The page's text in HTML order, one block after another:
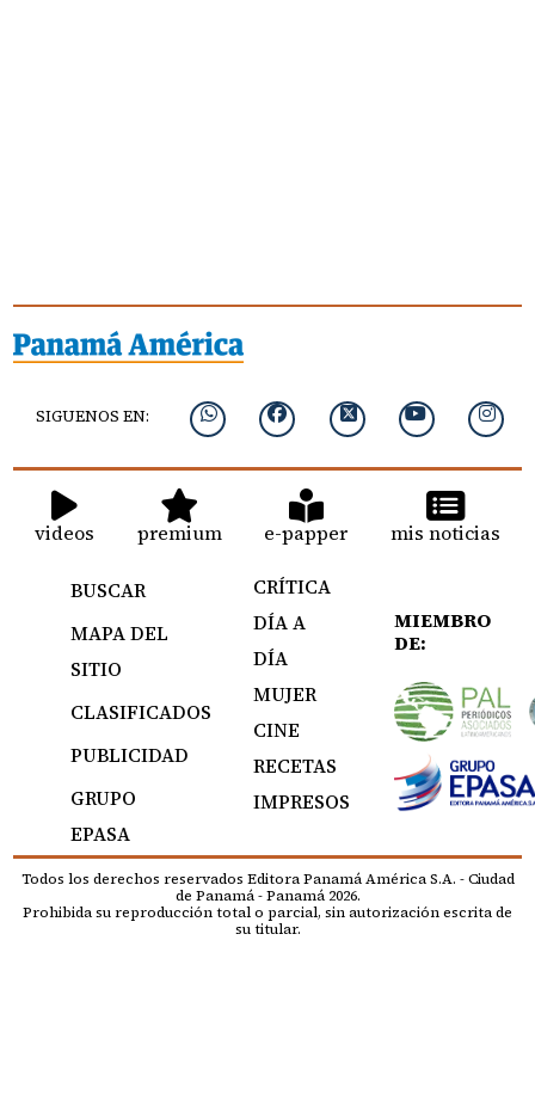
SIGUENOS EN:
videos premium e-papper mis noticias
BUSCAR
MAPA DEL
SITIO
CLASIFICADOS
PUBLICIDAD
GRUPO
EPASA
CRÍTICA
DÍA A
DÍA
MUJER
CINE
RECETAS
IMPRESOS
MIEMBRO
DE:
Todos los derechos reservados Editora Panamá América S.A. - Ciudad
de Panamá - Panamá 2026.
Prohibida su reproducción total o parcial, sin autorización escrita de
su titular.